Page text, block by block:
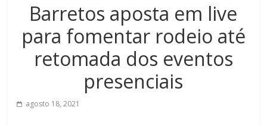
Barretos aposta em live
para fomentar rodeio até
retomada dos eventos
presenciais
agosto 18, 2021